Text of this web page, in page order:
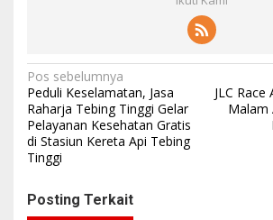
N
a
v
i
a
Pos sebelumnya
Peduli Keselamatan, Jasa
Raharja Tebing Tinggi Gelar
Pelayanan Kesehatan Gratis
di Stasiun Kereta Api Tebing
Tinggi
JLC
Malam
Posting Terkait